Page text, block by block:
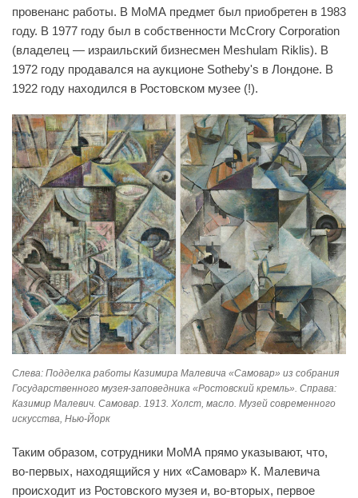
провенанс работы. В МоМА предмет был приобретен в 1983
году. В 1977 году был в собственности McCrory Corporation
(владелец — израильский бизнесмен Meshulam Riklis). В
1972 году продавался на аукционе Sotheby's в Лондоне. В
1922 году находился в Ростовском музее (!).
Слева: Подделка работы Казимира Малевича «Самовар» из собрания
Государственного музея-заповедника «Ростовский кремль». Справа:
Казимир Малевич. Самовар. 1913. Холст, масло. Музей современного
искусства, Нью-Йорк
Таким образом, сотрудники МоМА прямо указывают, что,
во-первых, находящийся у них «Самовар» К. Малевича
происходит из Ростовского музея и, во-вторых, первое